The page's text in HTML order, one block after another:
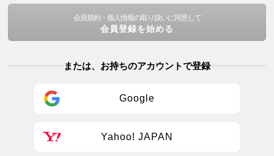
会員規約・個人情報の取り扱いに同意して
会員登録を始める
または、お持ちのアカウントで登録
Google
Yahoo! JAPAN